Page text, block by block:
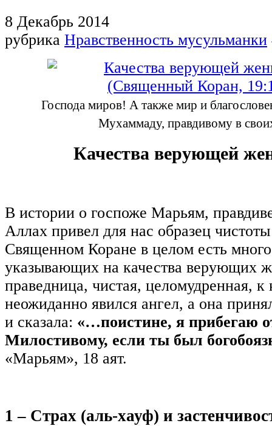
8 Декабрь 2014
рубрика Нравственность мусульманки
Господа миров! А также мир и
Мухаммаду, правдивому в
Качества верующей
В истории о госпоже Марьям,
Аллах привел для нас образец
Священном Коране в целом есть
указывающих на качества верующих
праведница, чистая, целомудренная, к
неожиданно явился ангел, а она
и сказала: «…поистине, я прибегаю
Милостивому, если ты был
«Марьям», 18 аят.
1 – Страх (аль-хауф) и